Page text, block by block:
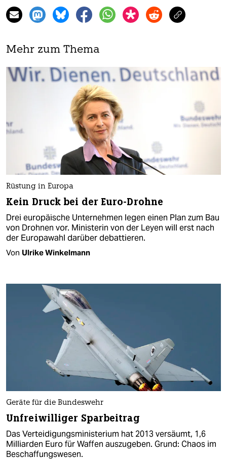
Mehr zum Thema
Rüstung in Europa
Kein Druck bei der Euro-Drohne
Drei europäische Unternehmen legen einen Plan zum Bau
von Drohnen vor. Ministerin von der Leyen will erst nach
der Europawahl darüber debattieren.
Von Ulrike Winkelmann
Geräte für die Bundeswehr
Unfreiwilliger Sparbeitrag
Das Verteidigungsministerium hat 2013 versäumt, 1,6
Milliarden Euro für Waffen auszugeben. Grund: Chaos im
Beschaffungswesen.